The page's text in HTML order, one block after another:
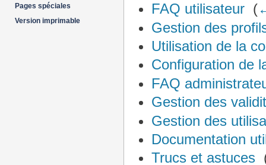
FAQ utilisateur (
Gestion des
Utilisation de la
Configuration de
FAQ
Gestion des
Gestion des
Documentation
Trucs et astuces
Pages spéciales
Version imprimable